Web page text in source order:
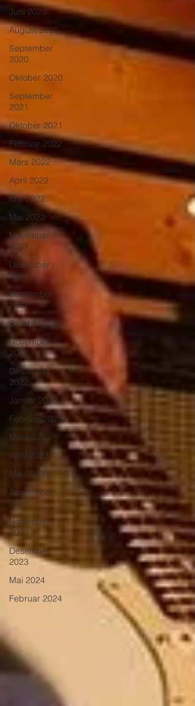
Juni 2020
August 2020
September
2020
Oktober 2020
September
2021
Oktober 2021
Februar 2022
Mars 2022
April 2022
Mai 2022
Mai 2022
November
2021
Desember
2021
September
2022
Oktober 2022
November
2022
Desember
2022
Januar 2023
Februar 2023
Mars 2023
April 2023
Mai 2023
September
2023
November
2023
Desember
2023
Mai 2024
Februar 2024